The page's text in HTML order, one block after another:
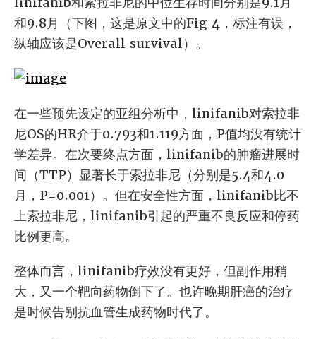
和9.8月（下图，这是原文中的Fig 4，标注有误，
纵轴应该是Overall survival）。
在一些预先设定的亚组分析中，linifanib对索拉非
尼OS的HR介于0.793和1.119方面，P值均没有统计
学差异。在次要终点方面，linifanib的肿瘤进展时
间（TTP）显著长于索拉非尼（分别是5.4和4.0
月，P=0.001）。但在安全性方面，linifanib比不
上索拉非尼，linifanib引起的严重不良反应和停药
比例更高。
整体而言，linifanib疗效没有更好，但副作用稍
大，又一个靶向药物倒下了。也许晚期肝癌的治疗
是时候告别抗血管生成药物时代了。